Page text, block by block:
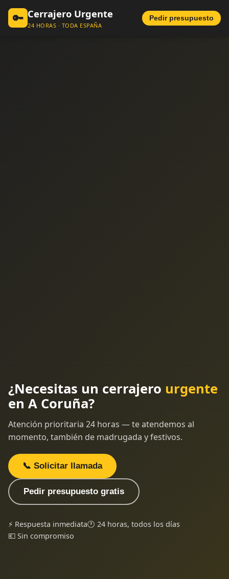
🔑 Cerrajero Urgente
24 HORAS · TODA ESPAÑA
Pedir presupuesto
¿Necesitas un cerrajero urgente
en A Coruña?
Atención prioritaria 24 horas — te atendemos al
momento, también de madrugada y festivos.
📞 Solicitar llamada
Pedir presupuesto gratis
⚡ Respuesta inmediata🕐 24 horas, todos los días
💶 Sin compromiso